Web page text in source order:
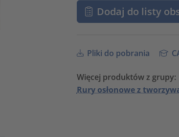
Dodaj do listy
Pliki do pobrania
Więcej produktów z grupy:
Rury osłonowe z